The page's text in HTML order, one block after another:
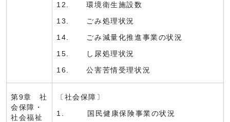
12. 環境衛生施設数
13. ごみ処理状況
14. ごみ減量化推進事業の状況
15. し尿処理状況
16. 公害苦情受理状況
第9章 社
会保障・
社会福祉
〔社会保障〕
1. 国民健康保険事業の状況